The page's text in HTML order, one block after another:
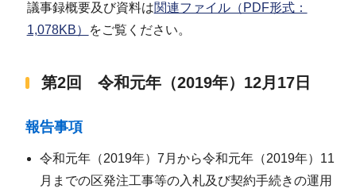
議事録概要及び資料は関連ファイル（PDF形式：
1,078KB）
をご覧ください。
第2回 令和元年（2019年）12月17日
報告事項
令和元年（2019年）7月から令和元年（2019年）11
月までの区発注工事等の入札及び契約手続きの運用